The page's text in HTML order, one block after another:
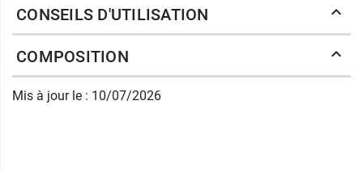
duLactobacillus acidophilus, ces probiotiques à
bactéries à l'origine des mauvaises odeurs et
Triethyl Citrate(issu de la canne à sucre et du
CONSEILS D'UTILISATION
COMPOSITION
Mis à jour le : 10/07/2026